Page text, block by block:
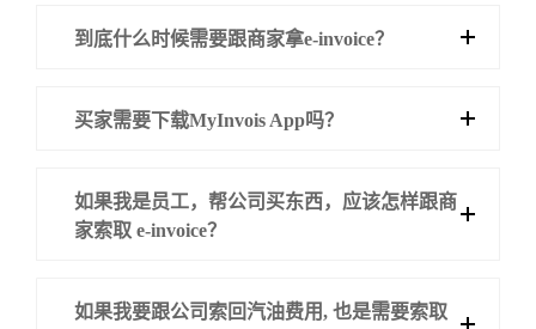
到底什么时候需要跟商家拿e-invoice？
买家需要下载MyInvois App吗？
如果我是员工，帮公司买东西，应该怎样跟商
家索取 e-invoice？
如果我要跟公司索回汽油费用, 也是需要索取